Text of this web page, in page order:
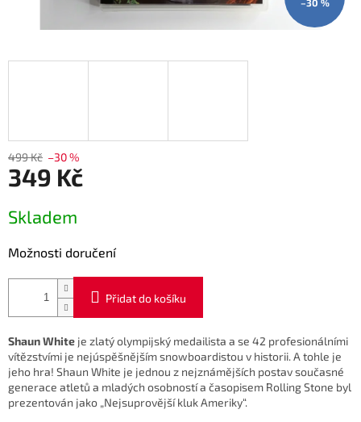
–30 %
499 Kč –30 %
349 Kč
cena:
Skladem
Možnosti doručení
Přidat do košíku
Shaun White je zlatý olympijský medailista a se 42 profesionálními
vítězstvími je nejúspěšnějším snowboardistou v historii. A tohle je
jeho hra! Shaun White je jednou z nejznámějších postav současné
generace atletů a mladých osobností a časopisem Rolling Stone byl
prezentován jako „Nejsuprovější kluk Ameriky“.